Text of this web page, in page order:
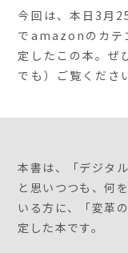
今回は、本日3月
でamazonのカテ
定したこの本。
でも）ご覧くださ
本書は、「デジタ
と思いつつも、何
いる方に、「変革
定した本です。